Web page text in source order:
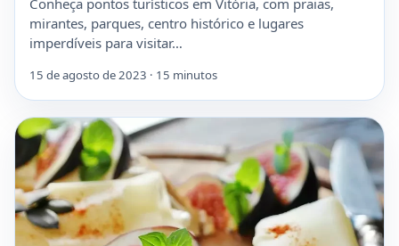
mirantes, parques, centro histórico e lugares
imperdíveis para visitar…
15 de agosto de 2023 · 15 minutos